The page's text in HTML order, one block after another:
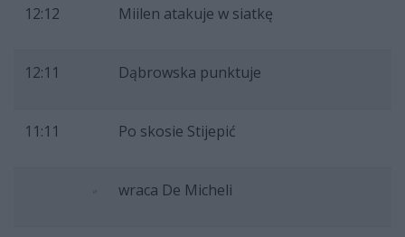
12:12 Miilen atakuje w siatkę
12:11 Dąbrowska punktuje
11:11 Po skosie Stijepić
wraca De Micheli